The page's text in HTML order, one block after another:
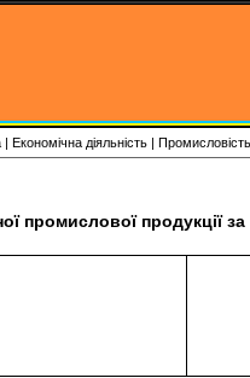
Економічна діяльність | Промисловість
промислової продукції